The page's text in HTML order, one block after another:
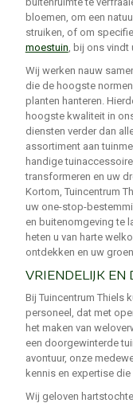
bloemen, om een
struiken, of om
moestuin , bij ons
Wij werken nauw
die de hoogste
planten hanteren.
hoogste kwaliteit in
diensten verder dan
assortiment aan
handige
transformeren en uw
Kortom, Tuincentrum
uw one-stop-
en buitenomgeving te
heten u van harte
ontdekken en uw
VRIENDELIJK EN
Bij Tuincentrum Thiels
personeel, dat met
het maken van
een doorgewinterde
avontuur, onze
kennis en expertise
Wij geloven